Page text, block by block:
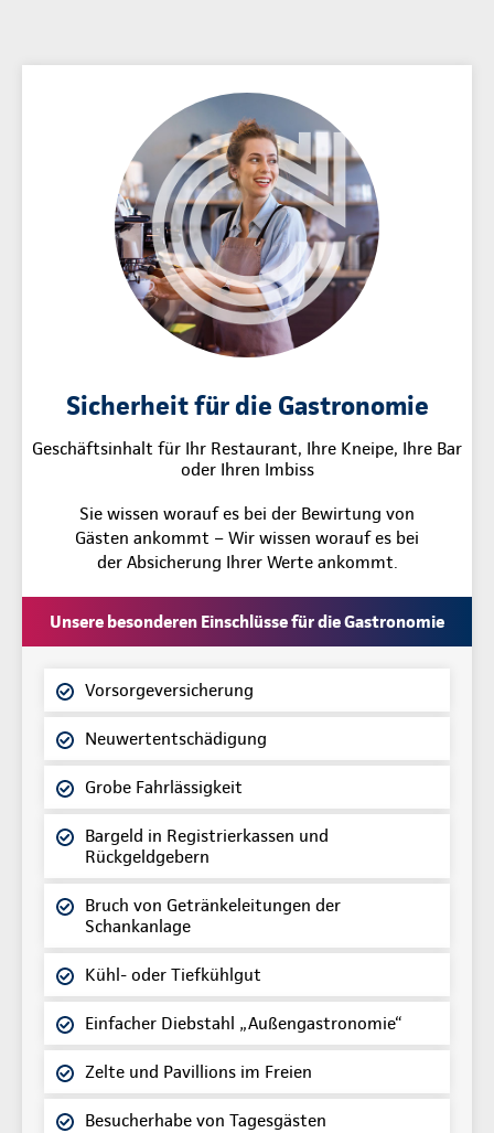
Sicherheit für die Gastronomie
Geschäftsinhalt für Ihr Restaurant, Ihre Kneipe, Ihre Bar
oder Ihren Imbiss
Sie wissen worauf es bei der Bewirtung von
Gästen ankommt – Wir wissen worauf es bei
der Absicherung Ihrer Werte ankommt.
Unsere besonderen Einschlüsse für die Gastronomie
Vorsorgeversicherung
Neuwertentschädigung
Grobe Fahrlässigkeit
Bargeld in Registrierkassen und
Rückgeldgebern
Bruch von Getränkeleitungen der
Schankanlage
Kühl- oder Tiefkühlgut
Einfacher Diebstahl „Außengastronomie“
Zelte und Pavillions im Freien
Besucherhabe von Tagesgästen